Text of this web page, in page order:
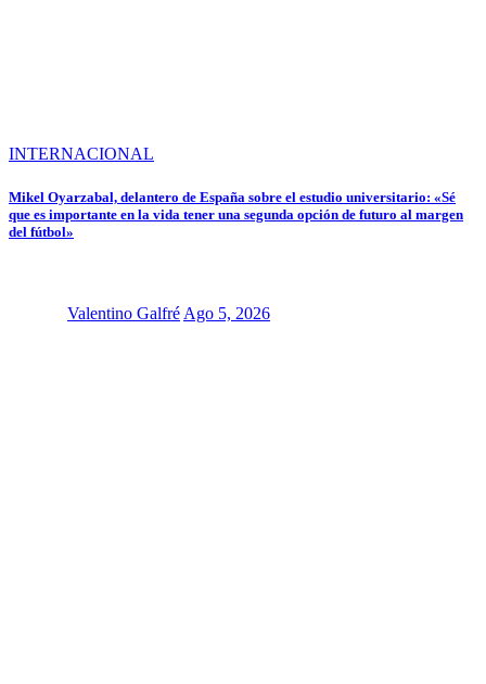
INTERNACIONAL
Mikel Oyarzabal, delantero de España sobre el estudio universitario: «Sé
que es importante en la vida tener una segunda opción de futuro al margen
del fútbol»
Valentino Galfré Ago 5, 2026